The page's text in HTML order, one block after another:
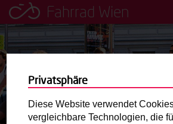
Fahrrad Wien
Leih dir einfach ein Transportfahrrad in
Mobilitätsbildung für
Jugendliche
Radweg-Projektkarte
Privatsphäre
Diese Website verwendet
vergleichbare Technologien, die